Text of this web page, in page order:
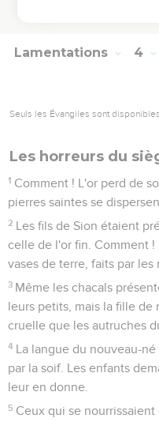
Lamentations 4
Seuls les Évangiles sont
Les horreurs du
1 Comment ! L'or perd de
pierres saintes se
2 Les fils de Sion étaient
celle de l'or fin. Comment
vases de terre, faits par les
3 Même les chacals
leurs petits, mais la fille de
cruelle que les autruches
4 La langue du nouveau-
par la soif. Les enfants
leur en donne.
5 Ceux qui se